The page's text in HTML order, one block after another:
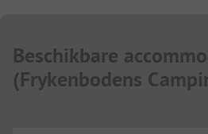
Beschikbare
(Frykenbodens